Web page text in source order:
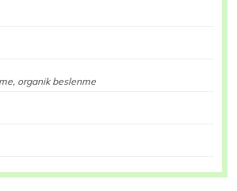
organik beslenme